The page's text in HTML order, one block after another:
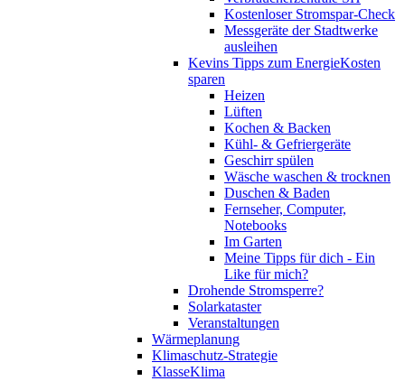
Kostenloser Stromspar-Check
Messgeräte der Stadtwerke
ausleihen
Kevins Tipps zum EnergieKosten
sparen
Heizen
Lüften
Kochen & Backen
Kühl- & Gefriergeräte
Geschirr spülen
Wäsche waschen & trocknen
Duschen & Baden
Fernseher, Computer,
Notebooks
Im Garten
Meine Tipps für dich - Ein
Like für mich?
Drohende Stromsperre?
Solarkataster
Veranstaltungen
Wärmeplanung
Klimaschutz-Strategie
KlasseKlima